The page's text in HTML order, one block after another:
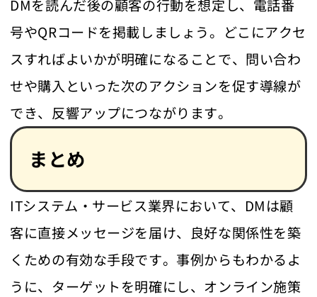
DMを読んだ後の顧客の行動を想定し、電話番
号やQRコードを掲載しましょう。どこにアクセ
スすればよいかが明確になることで、問い合わ
せや購入といった次のアクションを促す導線が
でき、反響アップにつながります。
まとめ
ITシステム・サービス業界において、DMは顧
客に直接メッセージを届け、良好な関係性を築
くための有効な手段です。事例からもわかるよ
うに、ターゲットを明確にし、オンライン施策